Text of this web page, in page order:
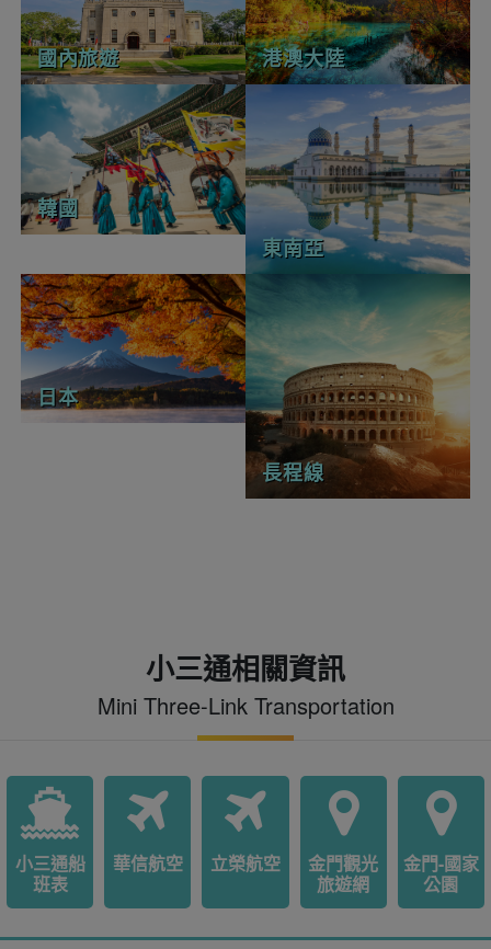
國內旅遊 港澳大陸
韓國
東南亞
日本
長程線
小三通相關資訊
Mini Three-Link Transportation
小三通船
班表
華信航空 立榮航空
金門觀光
旅遊網
金門-國家
公園